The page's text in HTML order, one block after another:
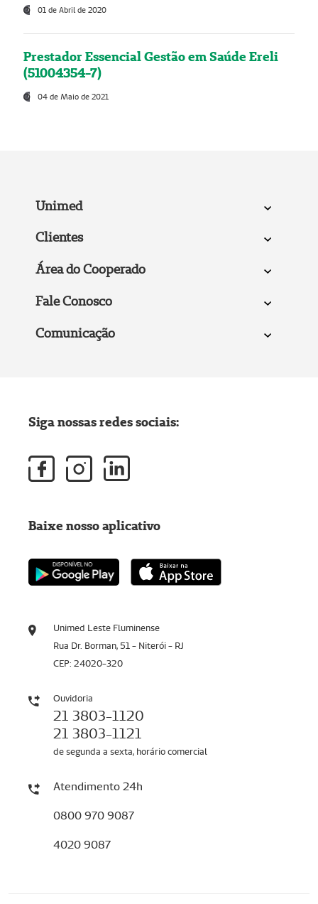
01 de Abril de 2020
Prestador Essencial Gestão em Saúde Ereli
(51004354-7)
04 de Maio de 2021
Unimed
Clientes
Área do Cooperado
Fale Conosco
Comunicação
Unimed Leste Fluminense
Rua Dr. Borman, 51 - Niterói - RJ
CEP: 24020-320
Ouvidoria
21 3803-1120
21 3803-1121
de segunda a sexta, horário comercial
Atendimento 24h
0800 970 9087
4020 9087
Siga nossas redes sociais:
Baixe nosso aplicativo